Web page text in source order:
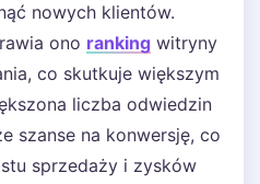
nowych klientów.
ono ranking witryny
co skutkuje większym
liczba odwiedzin
szanse na konwersję, co
sprzedaży i zysków